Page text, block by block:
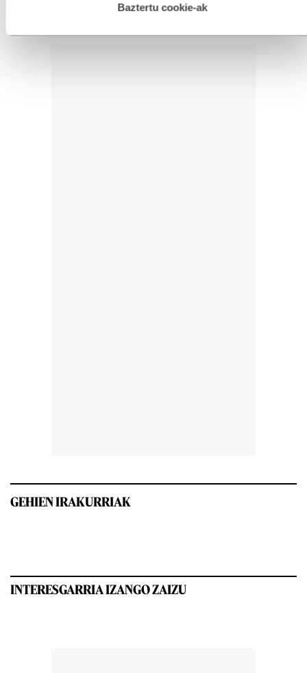
esplizitua ematen diguzu.Gehiago irakurri
Baztertu cookie-ak
GEHIEN IRAKURRIAK
INTERESGARRIA IZANGO ZAIZU